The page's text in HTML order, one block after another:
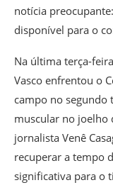
notícia
disponível para o
Na última terça-
Vasco enfrentou o
campo no
muscular no joelho
jornalista Venê
recuperar a tempo
significativa para o